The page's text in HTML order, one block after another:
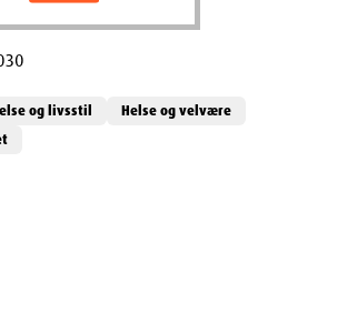
og livsstil
Helse og velvære